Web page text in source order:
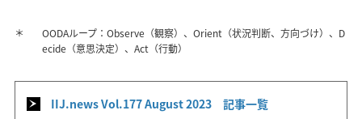
＊
OODAループ：Observe（観察）、Orient（状況判断、方向づけ）、D
ecide（意思決定）、Act（行動）
IIJ.news Vol.177 August 2023 記事一覧